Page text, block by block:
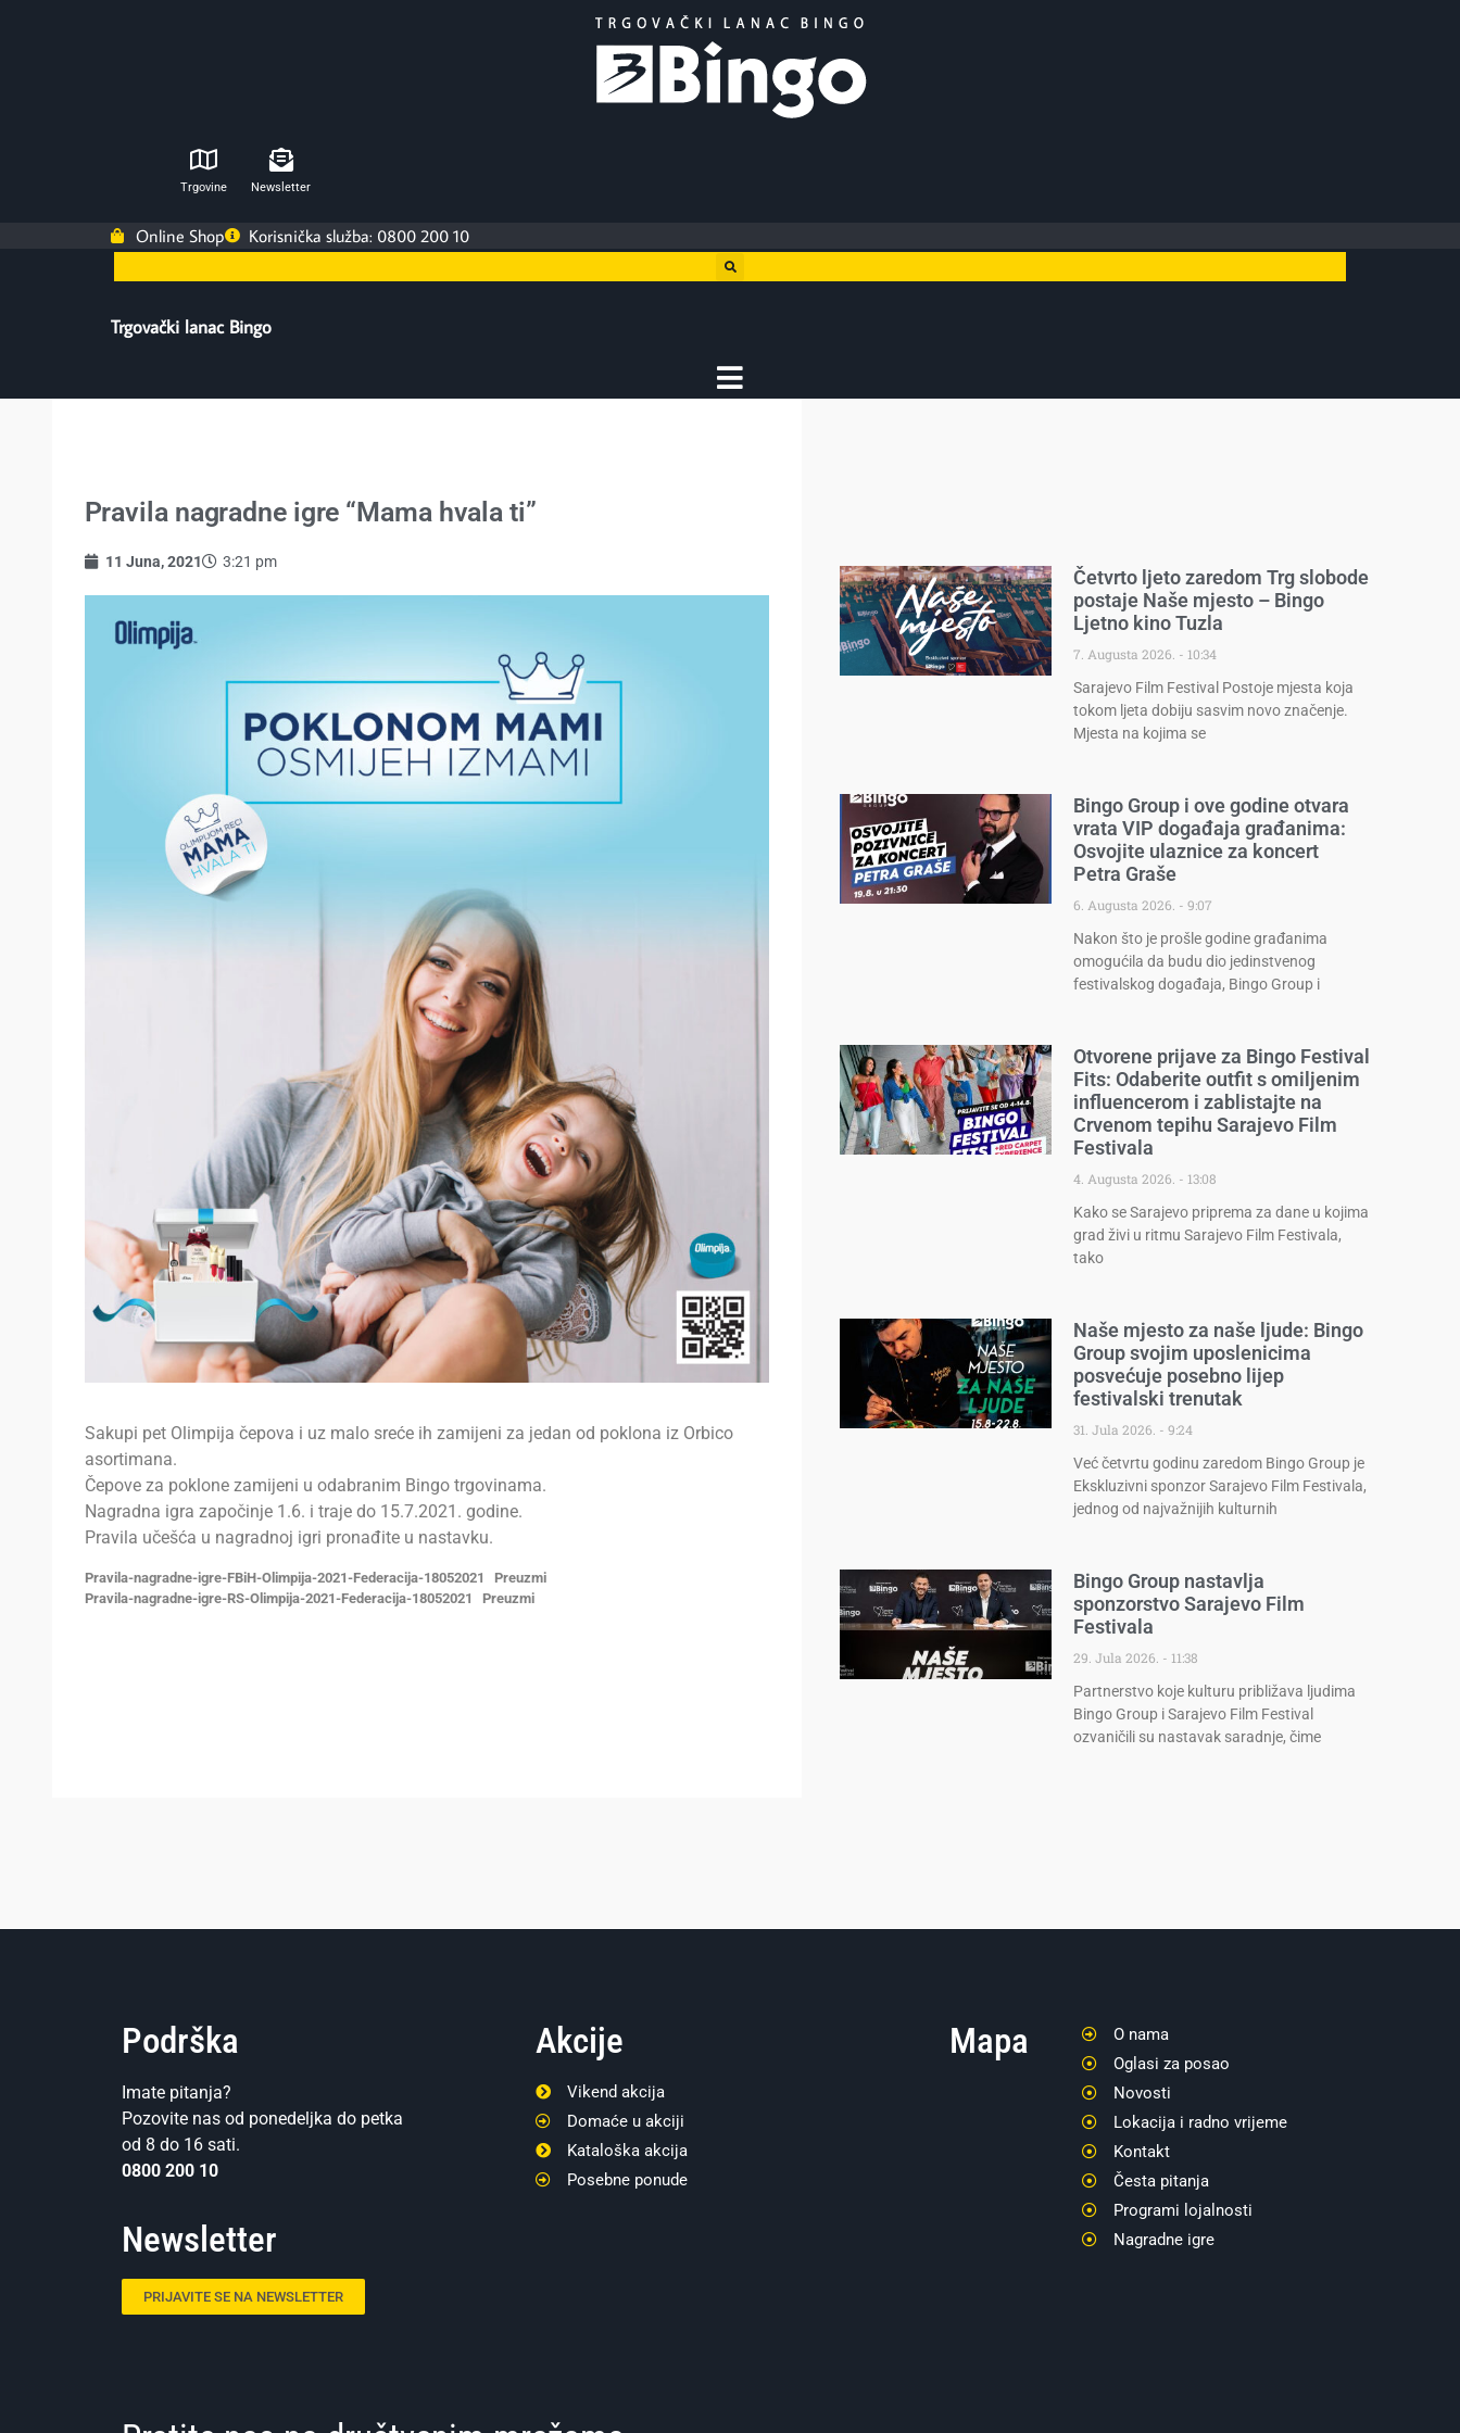
Trgovine Newsletter
Online Shop Korisnička služba: 0800 200 10
Trgovački lanac Bingo
Pravila nagradne igre “Mama hvala ti”
11 Juna, 2021 3:21 pm
Sakupi pet Olimpija čepova i uz malo sreće ih zamijeni za jedan od poklona iz Orbico
asortimana.
Čepove za poklone zamijeni u odabranim Bingo trgovinama.
Nagradna igra započinje 1.6. i traje do 15.7.2021. godine.
Pravila učešća u nagradnoj igri pronađite u nastavku.
Pravila-nagradne-igre-FBiH-Olimpija-2021-Federacija-18052021
Preuzmi
Pravila-nagradne-igre-RS-Olimpija-2021-Federacija-18052021
Preuzmi
Četvrto ljeto zaredom Trg slobode
postaje Naše mjesto – Bingo
Ljetno kino Tuzla
7. Augusta 2026.
10:34
Sarajevo Film Festival Postoje mjesta koja
tokom ljeta dobiju sasvim novo značenje.
Mjesta na kojima se
Bingo Group i ove godine otvara
vrata VIP događaja građanima:
Osvojite ulaznice za koncert
Petra Graše
6. Augusta 2026.
9:07
Nakon što je prošle godine građanima
omogućila da budu dio jedinstvenog
festivalskog događaja, Bingo Group i
Otvorene prijave za Bingo Festival
Fits: Odaberite outfit s omiljenim
influencerom i zablistajte na
Crvenom tepihu Sarajevo Film
Festivala
4. Augusta 2026.
13:08
Kako se Sarajevo priprema za dane u kojima
grad živi u ritmu Sarajevo Film Festivala,
tako
Naše mjesto za naše ljude: Bingo
Group svojim uposlenicima
posvećuje posebno lijep
festivalski trenutak
31. Jula 2026.
9:24
Već četvrtu godinu zaredom Bingo Group je
Ekskluzivni sponzor Sarajevo Film Festivala,
jednog od najvažnijih kulturnih
Bingo Group nastavlja
sponzorstvo Sarajevo Film
Festivala
29. Jula 2026.
11:38
Partnerstvo koje kulturu približava ljudima
Bingo Group i Sarajevo Film Festival
ozvaničili su nastavak saradnje, čime
Podrška
Imate pitanja?
Pozovite nas od ponedeljka do petka
od 8 do 16 sati.
0800 200 10
Newsletter
PRIJAVITE SE NA NEWSLETTER
Akcije
Vikend akcija
Domaće u akciji
Kataloška akcija
Posebne ponude
Mapa
O nama
Oglasi za posao
Novosti
Lokacija i radno vrijeme
Kontakt
Česta pitanja
Programi lojalnosti
Nagradne igre